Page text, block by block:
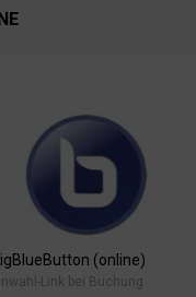
(online)
Link bei Buchung